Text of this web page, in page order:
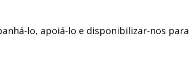
lo, apoiá-lo e disponibilizar-nos para